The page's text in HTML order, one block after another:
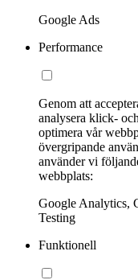
Google Ads
Performance
Genom att
analysera klick-
optimera vår
övergripande
använder vi
webbplats:
Google Analytics,
Testing
Funktionell